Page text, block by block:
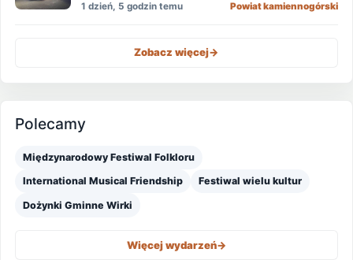
1 dzień, 5 godzin temu Powiat kamiennogórski
Zobacz więcej->
Polecamy
Międzynarodowy Festiwal Folkloru
International Musical Friendship Festiwal wielu kultur
Dożynki Gminne Wirki
Więcej wydarzeń->